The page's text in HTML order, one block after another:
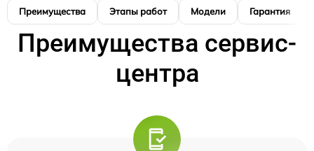
Преимущества Этапы работ Модели Гарантия
Преимущества сервис-
центра